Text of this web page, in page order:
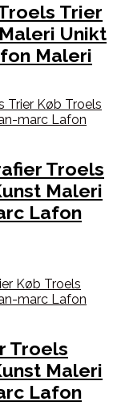
Trier
Unikt
Maleri
Troels
Maleri
Lafon
Troels
Maleri
Lafon